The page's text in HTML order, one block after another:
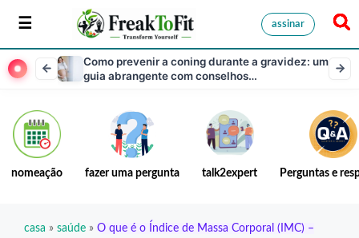
assinar
Como prevenir a coning durante a gravidez: um
guia abrangente com conselhos
nomeação fazer uma pergunta talk2expert Perguntas e
casa » saúde » O que é o Índice de Massa Corporal (IMC) –